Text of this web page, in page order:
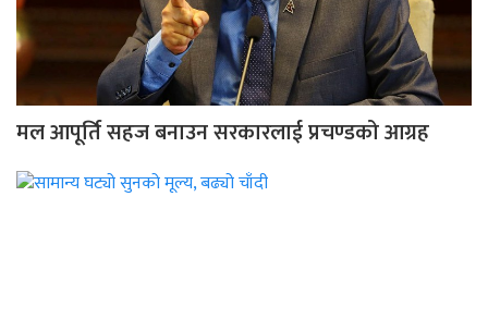
मल आपूर्ति सहज बनाउन सरकारलाई प्रचण्डको आग्रह